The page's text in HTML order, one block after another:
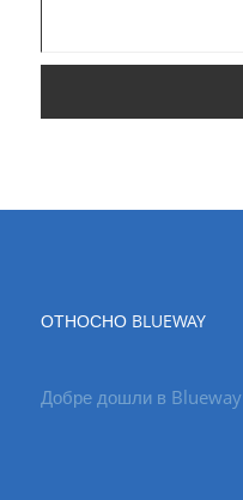
ОТНОСНО BLUEWAY
Добре дошли в Blueway